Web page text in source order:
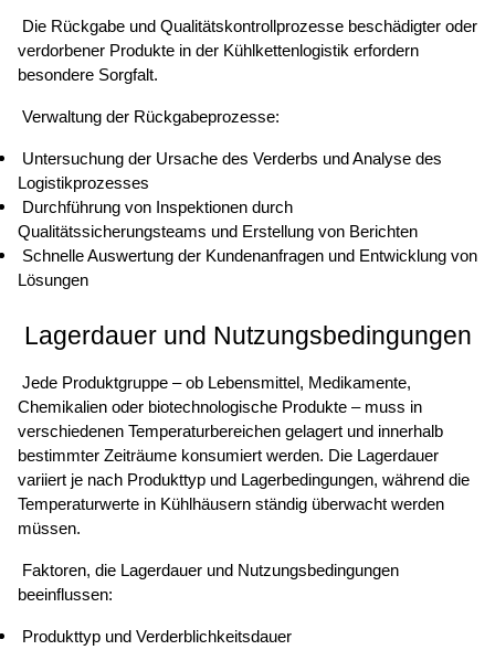
verdorbener Produkte in der Kühlkettenlogistik erfordern
besondere Sorgfalt.
Verwaltung der Rückgabeprozesse:
Logistikprozesses
Qualitätssicherungsteams und Erstellung von Berichten
Lösungen
Chemikalien oder biotechnologische Produkte – muss in
verschiedenen Temperaturbereichen gelagert und innerhalb
bestimmter Zeiträume konsumiert werden. Die Lagerdauer
variiert je nach Produkttyp und Lagerbedingungen, während die
Temperaturwerte in Kühlhäusern ständig überwacht werden
müssen.
beeinflussen:
Produkttyp und Verderblichkeitsdauer